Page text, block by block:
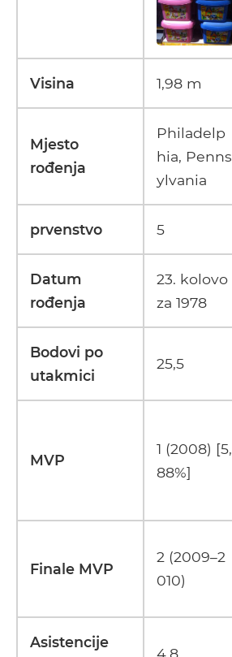
Visina 1,98 m
Mjesto
rođenja
Philadelp
hia, Penns
ylvania
prvenstvo 5
Datum
rođenja
23. kolovo
za 1978
Bodovi po
utakmici
25,5
MVP
1 (2008) [5,
88%]
Finale MVP
2 (2009–2
010)
Asistencije
4.8